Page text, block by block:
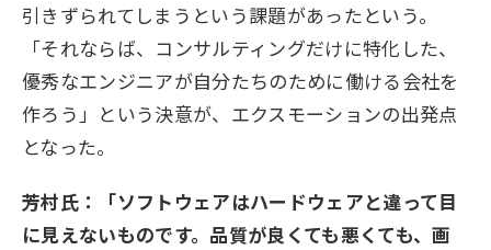
引きずられてしまうという課題があったという。
「それならば、コンサルティングだけに特化した、
優秀なエンジニアが自分たちのために働ける会社を
作ろう」という決意が、エクスモーションの出発点
となった。
芳村氏：「ソフトウェアはハードウェアと違って目
に見えないものです。品質が良くても悪くても、画